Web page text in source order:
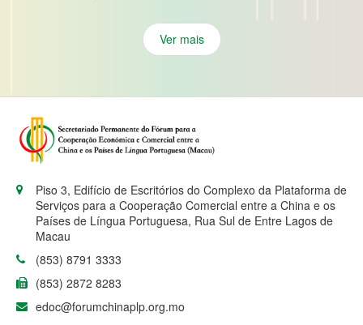
Ver mais
Piso 3, Edifício de Escritórios do Complexo da Plataforma de
Serviços para a Cooperação Comercial entre a China e os
Países de Língua Portuguesa, Rua Sul de Entre Lagos de
Macau
(853) 8791 3333
(853) 2872 8283
edoc@forumchinaplp.org.mo